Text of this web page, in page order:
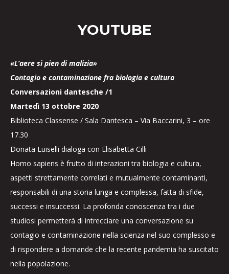
YOUTUBE
«L’aere sì pien di malizia»
Contagio e contaminazione fra biologia e cultura
Conversazioni dantesche /1
Martedì 13 ottobre 2020
Biblioteca Classense / Sala Dantesca – Via Baccarini, 3 – ore
17.30
Donata Luiselli dialoga con Elisabetta Cilli
Homo sapiens è frutto di interazioni tra biologia e cultura,
aspetti strettamente correlati e mutualmente contaminanti,
responsabili di una storia lunga e complessa, fatta di sfide,
successi e insuccessi. La profonda conoscenza tra i due
studiosi permetterà di intrecciare una conversazione su
contagio e contaminazione nella scienza nel suo complesso e
di rispondere a domande che la recente pandemia ha suscitato
nella popolazione.